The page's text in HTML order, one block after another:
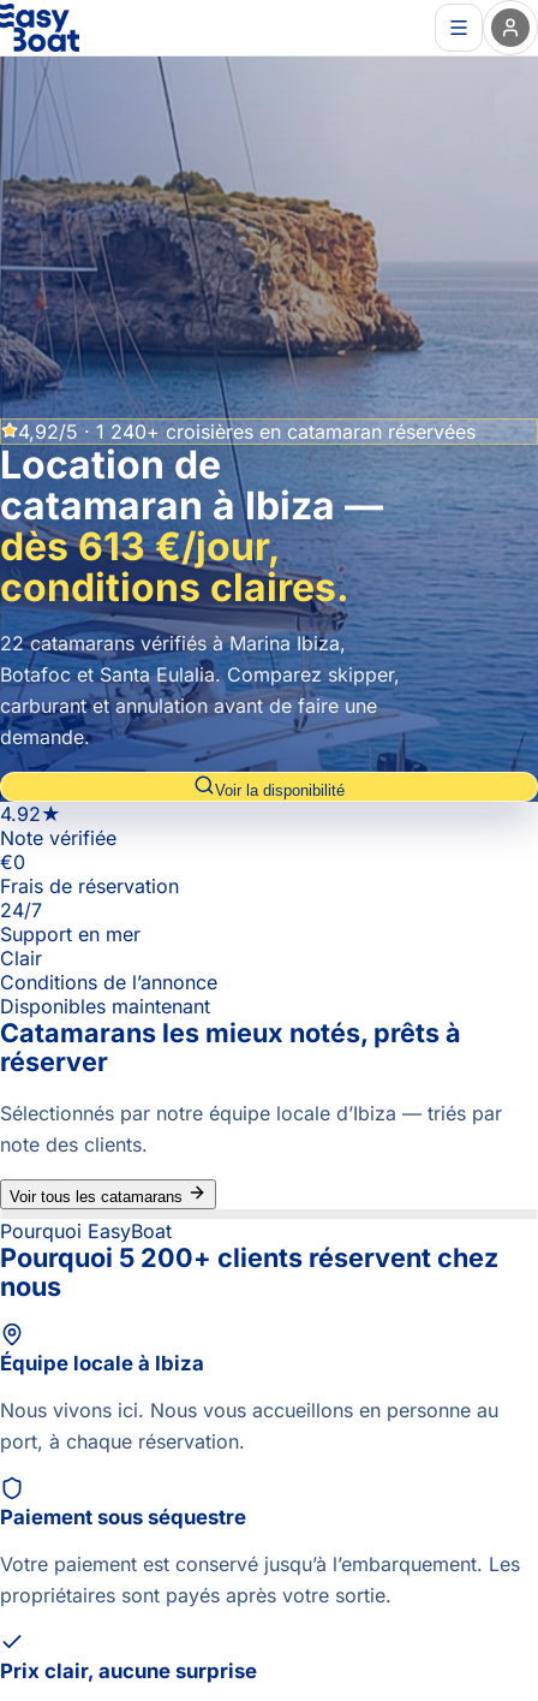
4,92/5 · 1 240+ croisières en catamaran réservées
Location de
catamaran à Ibiza —
dès 613 €/jour,
conditions claires.
22 catamarans vérifiés à Marina Ibiza,
Botafoc et Santa Eulalia. Comparez skipper,
carburant et annulation avant de faire une
demande.
Voir la disponibilité
4.92★
Note vérifiée
€0
Frais de réservation
24/7
Support en mer
Clair
Conditions de l’annonce
Disponibles maintenant
Catamarans les mieux notés, prêts à
réserver
Sélectionnés par notre équipe locale d’Ibiza — triés par
note des clients.
Voir tous les catamarans
Pourquoi EasyBoat
Pourquoi 5 200+ clients réservent chez
nous
Équipe locale à Ibiza
Nous vivons ici. Nous vous accueillons en personne au
port, à chaque réservation.
Paiement sous séquestre
Votre paiement est conservé jusqu’à l’embarquement. Les
propriétaires sont payés après votre sortie.
Prix clair, aucune surprise